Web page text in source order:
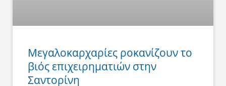
Μεγαλοκαρχαρίες ροκανίζουν το
βιός επιχειρηματιών στην
Σαντορίνη